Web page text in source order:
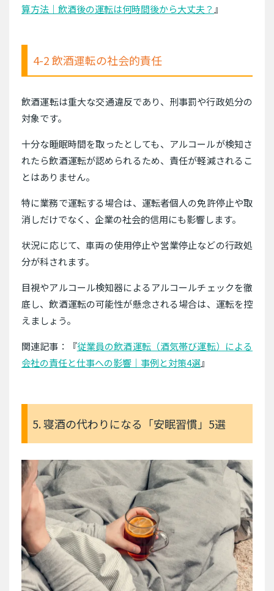
算方法｜飲酒後の運転は何時間後から大丈夫？ 』
4-2 飲酒運転の社会的責任
飲酒運転は重大な交通違反であり、刑事罰や行政処分の
対象です。
十分な睡眠時間を取ったとしても、アルコールが検知さ
れたら飲酒運転が認められるため、責任が軽減されるこ
とはありません。
特に業務で運転する場合は、運転者個人の免許停止や取
消しだけでなく、企業の社会的信用にも影響します。
状況に応じて、車両の使用停止や営業停止などの行政処
分が科されます。
目視やアルコール検知器によるアルコールチェックを徹
底し、飲酒運転の可能性が懸念される場合は、運転を控
えましょう。
関連記事：『従業員の飲酒運転（酒気帯び運転）による
会社の責任と仕事への影響｜事例と対策4選』
5. 寝酒の代わりになる「安眠習慣」5選